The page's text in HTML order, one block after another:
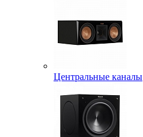
Центральные каналы